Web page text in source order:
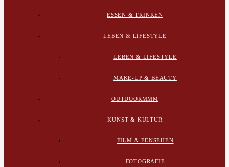
ESSEN & TRINKEN
LEBEN & LIFESTYLE
LEBEN & LIFESTYLE
MAKE-UP & BEAUTY
OUTDOORMMM
KUNST & KULTUR
FILM & FENSEHEN
FOTOGRAFIE